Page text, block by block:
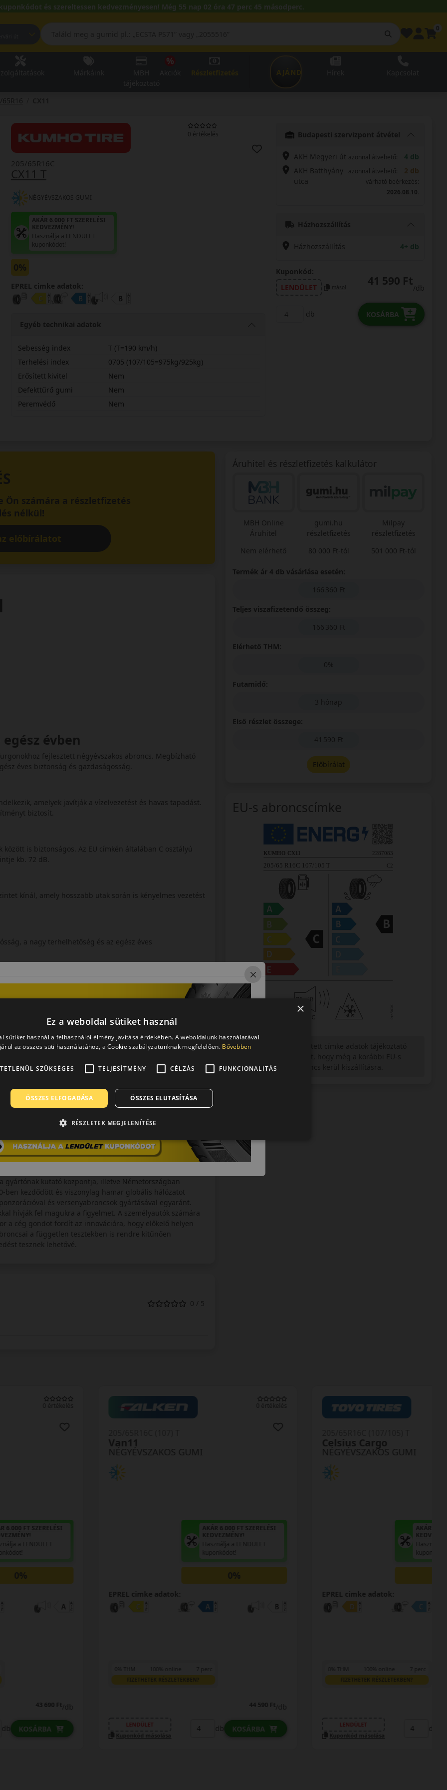
kuponkódot és szereltessen kedvezményesen! Még 55 nap 02 óra 47 perc 44 másodperc.
AJÁNDÉKUTALVÁNY
65R16
0 értékelés
CX11 T
205/65R16C
NÉGYÉVSZAKOS GUMI
AKÁR 6.000 FT SZERELÉSI
KEDVEZMÉNY!
Használja a LENDÜLET
kuponkódot!
0%
EPREL cimke adatok:
Egyéb technikai adatok
Sebesség index
T (T=190 km/h)
Terhelési index
0705 (107/105=975kg/925kg)
Erősített kivitel
Nem
Defekttűrő gumi
Nem
Peremvédő
Nem
Budapesti szervizpont átvétel
AKH Megyeri út azonnal átvehető:
4 db
AKH Batthyány
utca
azonnal átvehető: 2 db
várható beérkezés:
2026.08.10.
Házhozszállítás
Házhozszállítás 4+ db
Kuponkód:
LENDÜLET
másol 41 590 Ft
/db
db KOSÁRBA
Ön számára a részletfizetés
nélkül!
előbírálatot
évben
fejlesztett négyévszakos abroncs. Megbízható
éves biztonság és gazdaságosság.
amelyek javítják a vízelvezetést és havas tapadást.
biztosít.
is biztonságos. Az EU címkén általában C osztályú
kb. 72 dB.
kínál, amely hosszabb utak során is kényelmes vezetést
a nagy terhelhetőség és az egész éves
szektor számára. Fő előnyei közé tartozik a 3PMSF
A Kumho, Samyang, Marshal gumiabroncsok gyártója.
első szerelésű abroncsai, de több európai
minőségük és nagyszerű ár/érték arányuk miatt.
gyártónak kutató központja, illetve Németországban
ben kezdődött és viszonylag hamar globális hálózatot
és versenyabroncsok gyártásával egyaránt.
hívják fel magukra a figyelmet. A személyautók számára
a cég gondot fordít az innovációra, hogy előkelő helyen
a független tesztekben is rendre kitűnően
tesznek lehetővé.
0 / 5
Áruhitel és részletfizetés kalkulátor
MBH Online
Áruhitel
Nem elérhető
gumi.hu
részletfizetés
80 000 Ft-tól
Milpay
részletfizetés
501 000 Ft-tól
Termék ár 4 db vásárlása esetén:
166 360 Ft
Teljes viszafizetendő összeg:
166 360 Ft
Elérhető THM:
0%
Futamidő:
3 hónap
Első részlet összege:
41 590 Ft
Előbírálat
EU-s abroncscímke
Figyelem a feltüntetett címke adatok tájékoztató
címkével ellátott abroncs kerül kiszállításra.
0 értékelés
NÉGYÉVSZAKOS GUMI
205/65R16C (107) T
LENDÜLET
Kuponkód másolása
db KOSÁRBA
0 értékelés
NÉGYÉVSZAKOS GUMI
205/65R16C (107/105) T
LENDÜLET
Kuponkód másolása
db KOSÁRBA
×
Ez a weboldal sütiket használ
sütiket használ a felhasználói élmény javítása érdekében. A weboldalunk használatával
az összes süti használatához, a Cookie szabályzatunknak megfelelően. Bővebben
SZÜKSÉGES TELJESÍTMÉNY CÉLZÁS FUNKCIONALITÁS
ÖSSZES ELFOGADÁSA ÖSSZES ELUTASÍTÁSA
RÉSZLETEK MEGJELENÍTÉSE